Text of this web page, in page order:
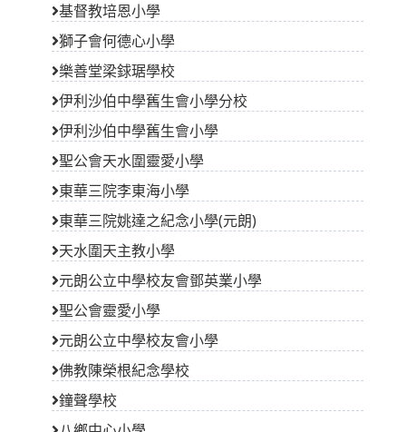
基督教培恩小學
獅子會何德心小學
樂善堂梁銶琚學校
伊利沙伯中學舊生會小學分校
伊利沙伯中學舊生會小學
聖公會天水圍靈愛小學
東華三院李東海小學
東華三院姚達之紀念小學(元朗)
天水圍天主教小學
元朗公立中學校友會鄧英業小學
聖公會靈愛小學
元朗公立中學校友會小學
佛教陳榮根紀念學校
鐘聲學校